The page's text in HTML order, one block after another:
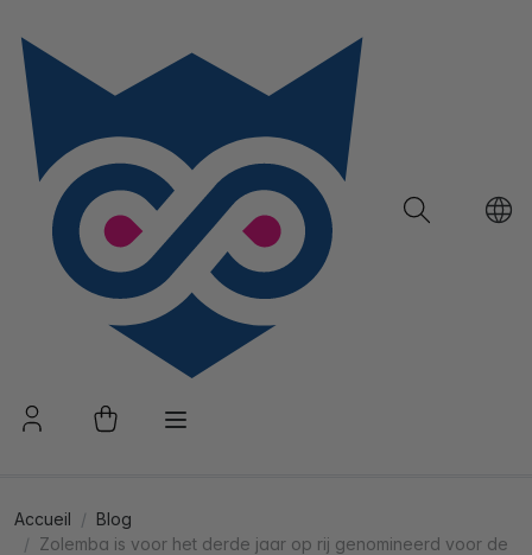
Accueil
Blog
Zolemba is voor het derde jaar op rij genomineerd voor de